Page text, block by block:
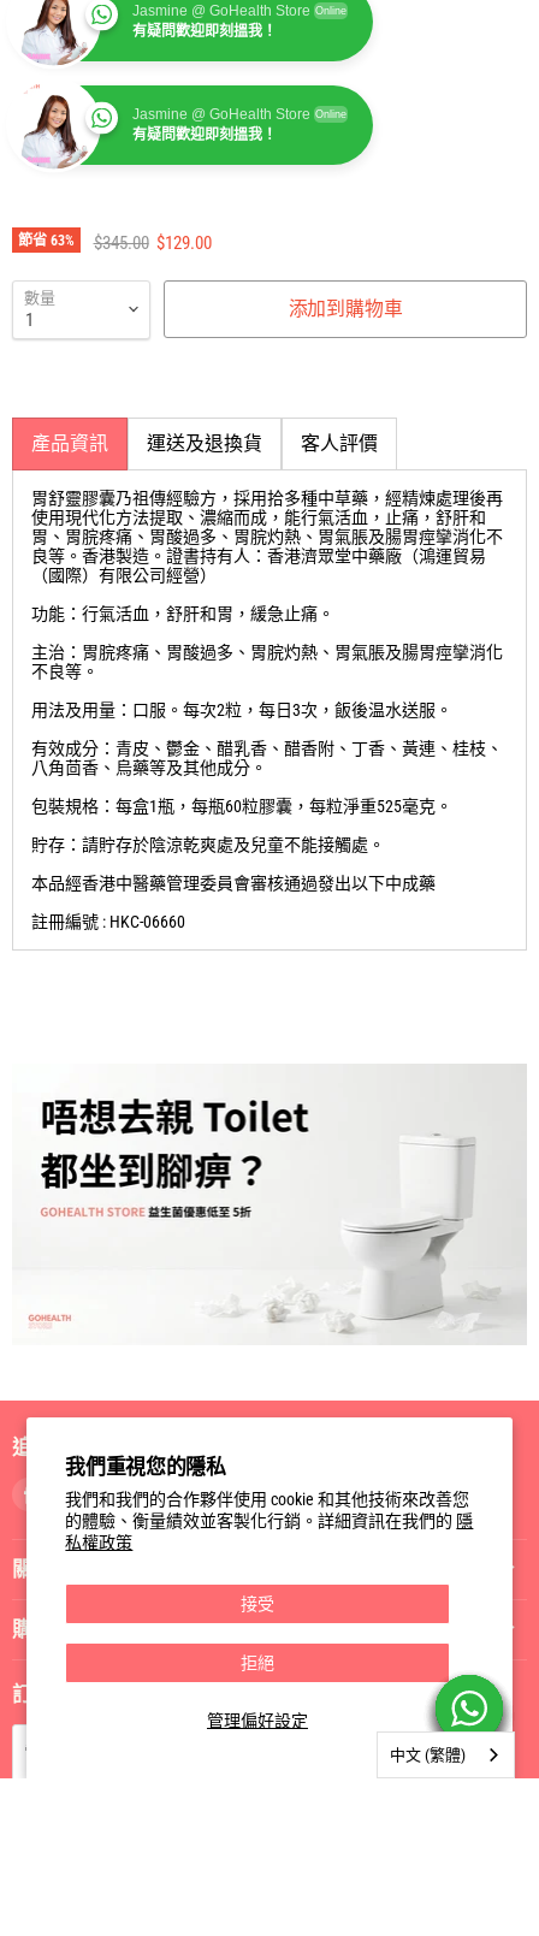
我們重視您的隱私
我們和我們的合作夥伴使用 cookie 和其他技術來改善您
的體驗、衡量績效並客製化行銷。詳細資訊在我們的 隱
私權政策
管理偏好設定
接受
拒絕
Jasmine @ GoHealth Store Online
有疑問歡迎即刻搵我！
Jasmine @ GoHealth Store Online
有疑問歡迎即刻搵我！
節省 63% 建議零售價
$345.00 售價
$129.00
數量 添加到購物車
產品資訊 運送及退換貨 客人評價
胃舒靈膠囊乃祖傳經驗方，採用拾多種中草藥，經精煉處理後再
使用現代化方法提取、濃縮而成，能行氣活血，止痛，舒肝和
胃、胃脘疼痛、胃酸過多、胃脘灼熱、胃氣脹及腸胃痙攣消化不
良等。香港製造。證書持有人：香港濟眾堂中藥廠（鴻運貿易
（國際）有限公司經營）
功能：行氣活血，舒肝和胃，緩急止痛。
主治：胃脘疼痛、胃酸過多、胃脘灼熱、胃氣脹及腸胃痙攣消化
不良等。
用法及用量：口服。每次2粒，每日3次，飯後温水送服。
有效成分：青皮、鬱金、醋乳香、醋香附、丁香、黃連、桂枝、
八角茴香、烏藥等及其他成分。
包裝規格：每盒1瓶，每瓶60粒膠囊，每粒淨重525毫克。
貯存：請貯存於陰涼乾爽處及兒童不能接觸處。
本品經香港中醫藥管理委員會審核通過發出以下中成藥
註冊編號 : HKC-06660
追蹤我們
找
到
我
找
到
我
郵
關於我們
購物指南
訂閱我們
電郵 中文 (繁體)